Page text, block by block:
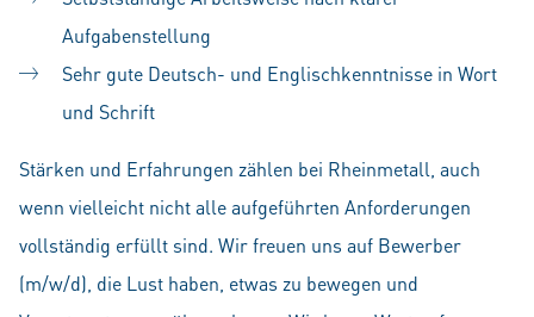
Aufgabenstellung
Sehr gute Deutsch- und Englischkenntnisse in Wort
und Schrift
Stärken und Erfahrungen zählen bei Rheinmetall, auch
wenn vielleicht nicht alle aufgeführten Anforderungen
vollständig erfüllt sind. Wir freuen uns auf Bewerber
(m/w/d), die Lust haben, etwas zu bewegen und